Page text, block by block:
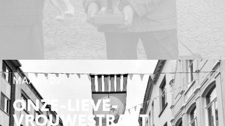
MAART 01
ONZE-LIEVE-
VROUWESTRAAT